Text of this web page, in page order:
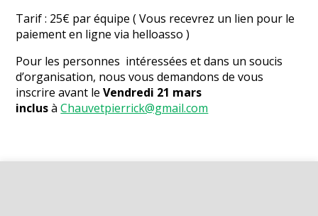
Tarif : 25€ par équipe ( Vous recevrez un lien pour le
paiement en ligne via helloasso )
Pour les personnes intéressées et dans un soucis
d’organisation, nous vous demandons de vous
inscrire avant leVendredi 21 mars
inclusàChauvetpierrick@gmail.com